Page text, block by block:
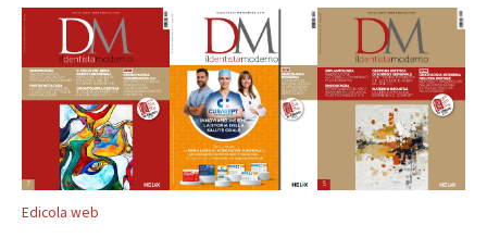
Edicola web